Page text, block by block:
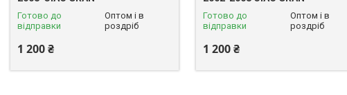
Готово до
відправки
Оптом і в
роздріб
1 200 ₴
Готово до
відправки
Оптом і в
роздріб
1 200 ₴